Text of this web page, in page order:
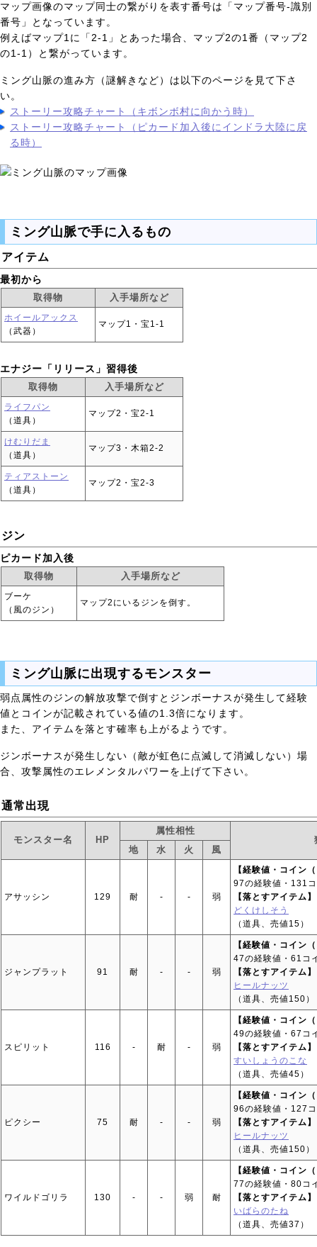
マップ画像のマップ同士の繋がりを表す番号は「マップ番号-識別
番号」となっています。
例えばマップ1に「2-1」とあった場合、マップ2の1番（マップ2
の1-1）と繋がっています。
ミング山脈の進み方（謎解きなど）は以下のページを見て下さ
い。
ストーリー攻略チャート（キボンボ村に向かう時）
ストーリー攻略チャート（ピカード加入後にインドラ大陸に戻
る時）
ミング山脈で手に入るもの
アイテム
最初から
取得物 入手場所など
ホイールアックス
（武器）
マップ1・宝1-1
エナジー「リリース」習得後
取得物 入手場所など
ライフパン
（道具）
マップ2・宝2-1
けむりだま
（道具）
マップ3・木箱2-2
ティアストーン
（道具）
マップ2・宝2-3
ジン
ピカード加入後
取得物 入手場所など
ブーケ
（風のジン）
マップ2にいるジンを倒す。
ミング山脈に出現するモンスター
弱点属性のジンの解放攻撃で倒すとジンボーナスが発生して経験
値とコインが記載されている値の1.3倍になります。
また、アイテムを落とす確率も上がるようです。
ジンボーナスが発生しない（敵が虹色に点滅して消滅しない）場
合、攻撃属性のエレメンタルパワーを上げて下さい。
通常出現
モンスター名 HP
属性相性
地
水 火 風
アサッシン 129 耐 ‐ ‐ 弱
【経験値・コイン
97の経験値・131
【落とすアイテム】
どくけしそう
（道具、売値15）
ジャンプラット 91 耐 ‐ ‐ 弱
【経験値・コイン
47の経験値・61コ
【落とすアイテム】
ヒールナッツ
（道具、売値150）
スピリット 116 ‐ 耐 ‐ 弱
【経験値・コイン
49の経験値・67コ
【落とすアイテム】
すいしょうのこな
（道具、売値45）
ピクシー 75 耐 ‐ ‐ 弱
【経験値・コイン
96の経験値・127
【落とすアイテム】
ヒールナッツ
（道具、売値150）
ワイルドゴリラ 130 ‐ ‐ 弱 耐
【経験値・コイン
77の経験値・80コ
【落とすアイテム】
いばらのたね
（道具、売値37）